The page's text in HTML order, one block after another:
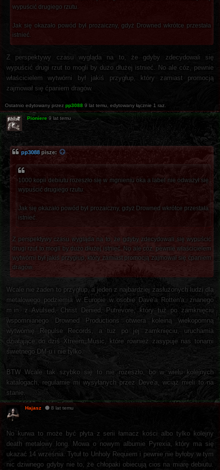
wypuścić drugiego rzutu.
Jak się okazało powód był prozaiczny, gdyż Drowned wkrótce przestała
istnieć.
Z perspektywy czasu wygląda na to, że gdyby zdecydowali się
wypuścić drugi rzut to mogli by dużo dłużej istnieć. No ale cóz, pewnie
właścicielem wytwórni był jakiś przygłup, który zamiast promocją
zajmował się ćpaniem dragów.
Ostatnio edytowany przez pp3088 9 lat temu , edytowany łącznie 1 raz.
Pioniere 9 lat temu
pp3088 pisze:
1000 kopii debiutu rozeszło się w mgnieniu oka a label nie odważył się
wypuścić drugiego rzutu.
Jak się okazało powód był prozaiczny, gdyż Drowned wkrótce przestała
istnieć.
Z perspektywy czasu wygląda na to, że gdyby zdecydowali się wypuścić
drugi rzut to mogli by dużo dłużej istnieć. No ale cóz, pewnie właścicielem
wytwórni był jakiś przygłup, który zamiast promocją zajmował się ćpaniem
dragów.
Wcale nie żaden to przygłup, a jeden z najbardziej zasłużonych ludzi dla
metalowego podziemia w Europie w osobie Dave'a Rotten'a, znanego
m.in. z Avulsed, Christ Denied, Putrevore, który tuż po zamknięciu
wspomnianego Drowned Productions otwiera koleiną wiekopomną
wytwórnię Repulse Records, a tuż po jej zamknięciu, uruchamia
działające do dziś Xtreem Music, które również zasypuje nas tonami
świetnego DM-u i nie tylko.
BTW Wcale tak szybko się to nie rozeszło, bo w wielu kolejnych
katalogach, regularnie mi wysyłanych przez Deve'a, wciąż mieli to na
stanie.
Hajasz 8 lat temu
No kurwa to może być płyta z serii łamacz kości albo tylko kolejny
death metalowy long. Mowa o nowym albumie Pyrexia, który ma się
ukazać 14 września. Tytuł to Unholy Requiem i pewnie nie byłoby w tym
nic dziwnego gdyby nie to, że chłopaki obiecują cios na miarę debiutu.